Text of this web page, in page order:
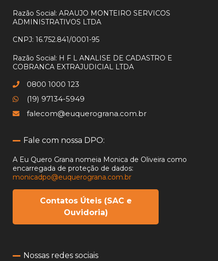
Razão Social: ARAUJO MONTEIRO SERVICOS
ADMINISTRATIVOS LTDA
CNPJ: 16.752.841/0001-95
Razão Social: H F L ANALISE DE CADASTRO E
COBRANCA EXTRAJUDICIAL LTDA
0800 1000 123
(19) 97134-5949
falecom@euquerograna.com.br
Fale com nossa DPO:
A Eu Quero Grana nomeia Monica de Oliveira como
encarregada de proteção de dados:
monicadpo@euquerograna.com.br
Contatos Úteis (SAC e
Ouvidoria)
Nossas redes sociais